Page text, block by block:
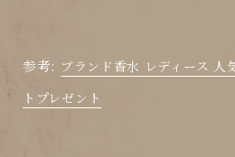
参考: ブランド香水 レディース
トプレゼント